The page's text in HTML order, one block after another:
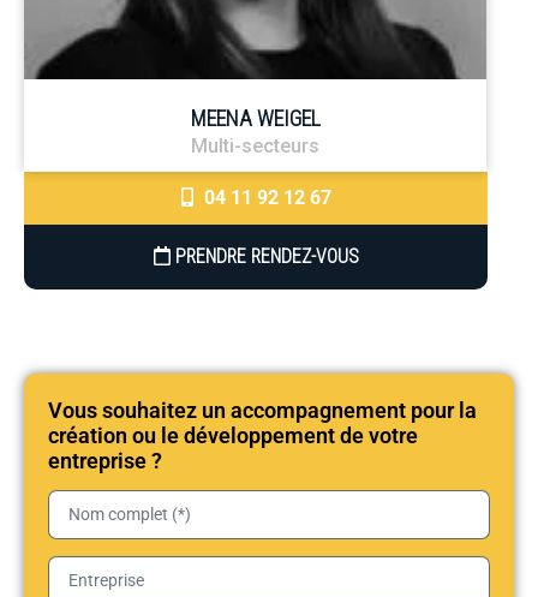
MEENA WEIGEL
Multi-secteurs
04 11 92 12 67
PRENDRE RENDEZ-VOUS
Vous souhaitez un accompagnement pour la
création ou le développement de votre
entreprise ?